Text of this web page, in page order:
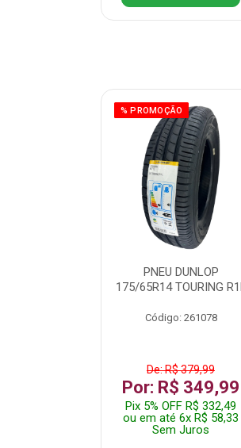
% PROMOÇÃO
PNEU DUNLOP
175/65R14 TOURING
Código: 261078
De: R$ 379,99
Por: R$ 349,99
Pix 5% OFF R$ 332,49
ou em até 6x R$ 58,33
Sem Juros